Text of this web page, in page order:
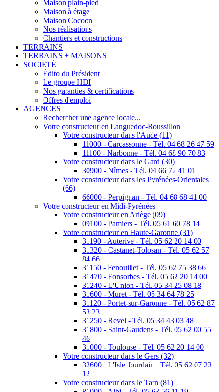
Maison plain-pied
Maison à étage
Maison Cocoon
Nos réalisations
Chantiers et constructions
TERRAINS
TERRAINS + MAISONS
SOCIÉTÉ
Édito du Président
Le groupe HDI
Nos garanties & certifications
Offres d'emploi
AGENCES
Rechercher une agence locale...
Votre constructeur en Languedoc-Roussillon
Votre constructeur dans l'Aude (11)
11000 - Carcassonne - Tél. 04 68 26 47 59
11100 - Narbonne - Tél. 04 68 90 70 83
Votre constructeur dans le Gard (30)
30900 - Nîmes - Tél. 04 66 72 41 01
Votre constructeur dans les Pyrénées-Orientales
(66)
66000 - Perpignan - Tél. 04 68 68 41 00
Votre constructeur en Midi-Pyrénées
Votre constructeur en Ariège (09)
09100 - Pamiers - Tél. 05 61 60 78 14
Votre constructeur en Haute-Garonne (31)
31190 - Auterive - Tél. 05 62 20 14 00
31320 - Castanet-Tolosan - Tél. 05 62 57
84 66
31150 - Fenouillet - Tél. 05 62 75 38 66
31470 - Fonsorbes - Tél. 05 62 20 14 00
31240 - L'Union - Tél. 05 34 25 08 18
31600 - Muret - Tél. 05 34 64 78 25
31120 - Portet-sur-Garonne - Tél. 05 62 87
53 23
31250 - Revel - Tél. 05 34 43 03 48
31800 - Saint-Gaudens - Tél. 05 62 00 55
46
31000 - Toulouse - Tél. 05 62 20 14 00
Votre constructeur dans le Gers (32)
32600 - L'Isle-Jourdain - Tél. 05 62 07 23
12
Votre constructeur dans le Tarn (81)